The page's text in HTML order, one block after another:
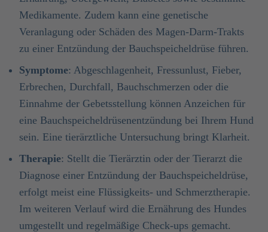
Medikamente. Zudem kann eine genetische
Veranlagung oder Schäden des Magen-Darm-Trakts
zu einer Entzündung der Bauchspeicheldrüse führen.
Symptome: Abgeschlagenheit, Fressunlust, Fieber,
Erbrechen, Durchfall, Bauchschmerzen oder die
Einnahme der Gebetsstellung können Anzeichen für
eine Bauchspeicheldrüsenentzündung bei Ihrem Hund
sein. Eine tierärztliche Untersuchung bringt Klarheit.
Therapie: Stellt die Tierärztin oder der Tierarzt die
Diagnose einer Entzündung der Bauchspeicheldrüse,
erfolgt meist eine Flüssigkeits- und Schmerztherapie.
Im weiteren Verlauf wird die Ernährung des Hundes
umgestellt und regelmäßige Check-ups gemacht.